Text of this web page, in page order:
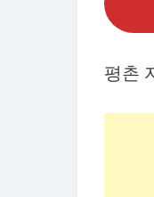
평촌